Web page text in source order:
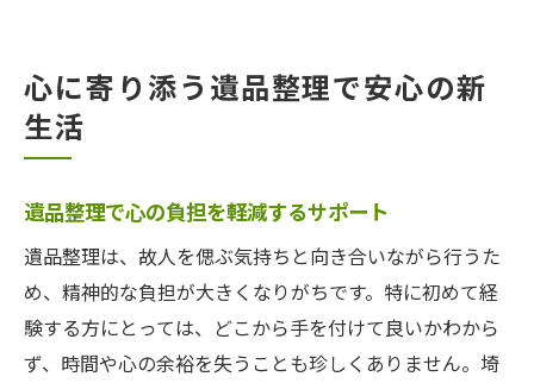
埼玉県深谷市羽生市で選ばれる遺品整理法
地域密着型遺品整理のメリットと特徴
遺品整理で実感する高い満足度の秘訣
遺品整理チームによる柔軟な対応力
故人の思いを繋ぐプロの遺品整理チーム
遺品整理チームが大切にする思い出の整理
心に寄り添う遺品整理で安心の新
生活
遺品整理で心の負担を軽減するサポート
遺品整理は、故人を偲ぶ気持ちと向き合いながら行うた
め、精神的な負担が大きくなりがちです。特に初めて経
験する方にとっては、どこから手を付けて良いかわから
ず、時間や心の余裕を失うことも珍しくありません。埼